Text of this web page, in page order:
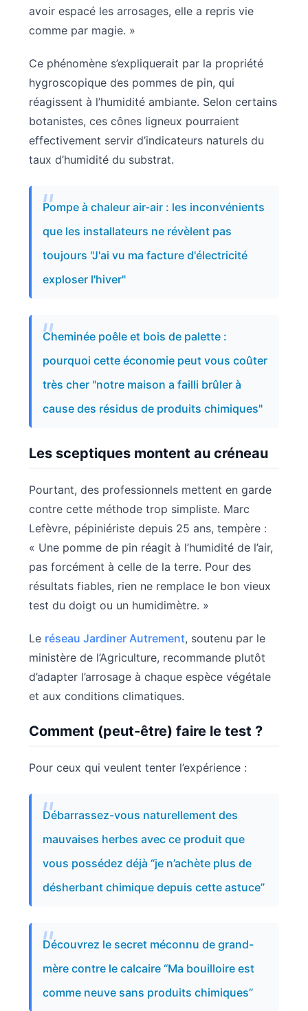
avoir espacé les arrosages, elle a repris vie
comme par magie. »
Ce phénomène s’expliquerait par la propriété
hygroscopique des pommes de pin, qui
réagissent à l’humidité ambiante. Selon certains
botanistes, ces cônes ligneux pourraient
effectivement servir d’indicateurs naturels du
taux d’humidité du substrat.
Pompe à chaleur air-air : les inconvénients
que les installateurs ne révèlent pas
toujours "J'ai vu ma facture d'électricité
exploser l'hiver"
Cheminée poêle et bois de palette :
pourquoi cette économie peut vous coûter
très cher "notre maison a failli brûler à
cause des résidus de produits chimiques"
Les sceptiques montent au créneau
Pourtant, des professionnels mettent en garde
contre cette méthode trop simpliste. Marc
Lefèvre, pépiniériste depuis 25 ans, tempère :
« Une pomme de pin réagit à l’humidité de l’air,
pas forcément à celle de la terre. Pour des
résultats fiables, rien ne remplace le bon vieux
test du doigt ou un humidimètre. »
Le réseau Jardiner Autrement, soutenu par le
ministère de l’Agriculture, recommande plutôt
d’adapter l’arrosage à chaque espèce végétale
et aux conditions climatiques.
Comment (peut-être) faire le test ?
Pour ceux qui veulent tenter l’expérience :
Débarrassez-vous naturellement des
mauvaises herbes avec ce produit que
vous possédez déjà “je n’achète plus de
désherbant chimique depuis cette astuce”
Découvrez le secret méconnu de grand-
mère contre le calcaire “Ma bouilloire est
comme neuve sans produits chimiques”